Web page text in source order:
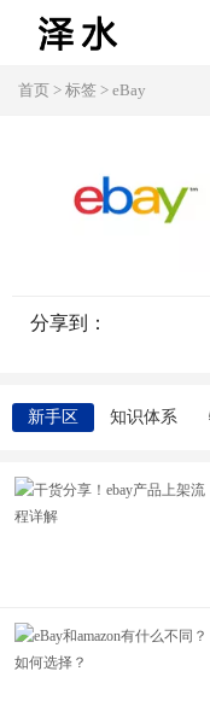
首页 > 标签 > eBay
分享到：
新手区 知识体系